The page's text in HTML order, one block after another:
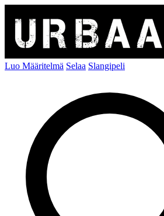
Luo Määritelmä Selaa Slangipeli